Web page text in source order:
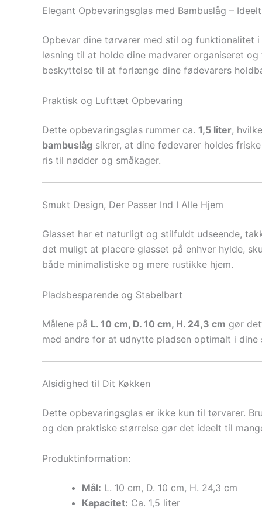
Elegant Opbevaringsglas med Bambuslåg –
Opbevar dine tørvarer med stil og funktionalitet
løsning til at holde dine madvarer organiseret
beskyttelse til at forlænge dine fødevarers
Praktisk og Lufttæt Opbevaring
Dette opbevaringsglas rummer ca. 1,5 liter,
bambuslåg sikrer, at dine fødevarer holdes
ris til nødder og småkager.
Smukt Design, Der Passer Ind I Alle Hjem
Glasset har et naturligt og stilfuldt udseende,
det muligt at placere glasset på enhver hylde,
både minimalistiske og mere rustikke hjem.
Pladsbesparende og Stabelbart
Målene på L. 10 cm, D. 10 cm, H. 24,3 cm gør
med andre for at udnytte pladsen optimalt i
Alsidighed til Dit Køkken
Dette opbevaringsglas er ikke kun til tørvarer.
og den praktiske størrelse gør det ideelt til
Produktinformation:
Mål: L. 10 cm, D. 10 cm, H. 24,3 cm
Kapacitet: Ca. 1,5 liter